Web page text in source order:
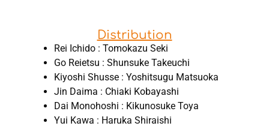
Distribution
Rei Ichido : Tomokazu Seki
Go Reietsu : Shunsuke Takeuchi
Kiyoshi Shusse : Yoshitsugu Matsuoka
Jin Daima : Chiaki Kobayashi
Dai Monohoshi : Kikunosuke Toya
Yui Kawa : Haruka Shiraishi